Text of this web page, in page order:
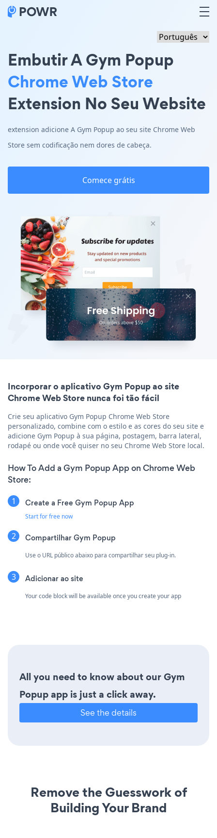
Embutir A Gym Popup
Chrome Web Store
Extension No Seu Website
extension adicione A Gym Popup ao seu site Chrome Web
Store sem codificação nem dores de cabeça.
Comece grátis
Incorporar o aplicativo Gym Popup ao site
Chrome Web Store nunca foi tão fácil
Crie seu aplicativo Gym Popup Chrome Web Store
personalizado, combine com o estilo e as cores do seu site e
adicione Gym Popup à sua página, postagem, barra lateral,
rodapé ou onde você quiser no seu Chrome Web Store local.
How To Add a Gym Popup App on Chrome Web
Store:
Create a Free Gym Popup App
Start for free now
Compartilhar Gym Popup
Use o URL público abaixo para compartilhar seu plug-in.
Adicionar ao site
Your code block will be available once you create your app
All you need to know about our Gym
Popup app is just a click away.
See the details
Remove the Guesswork of
Building Your Brand